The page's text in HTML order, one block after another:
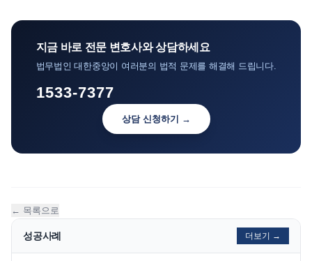
지금 바로 전문 변호사와 상담하세요
법무법인 대한중앙이 여러분의 법적 문제를 해결해 드립니다.
1533-7377
상담 신청하기 →
← 목록으로
성공사례 더보기 →